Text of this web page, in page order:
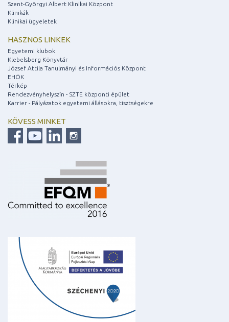
Szent-Györgyi Albert Klinikai Központ
Klinikák
Klinikai ügyeletek
HASZNOS LINKEK
Egyetemi klubok
Klebelsberg Könyvtár
József Attila Tanulmányi és Információs Központ
EHÖK
Térkép
Rendezvényhelyszín - SZTE központi épület
Karrier - Pályázatok egyetemi állásokra, tisztségekre
KÖVESS MINKET